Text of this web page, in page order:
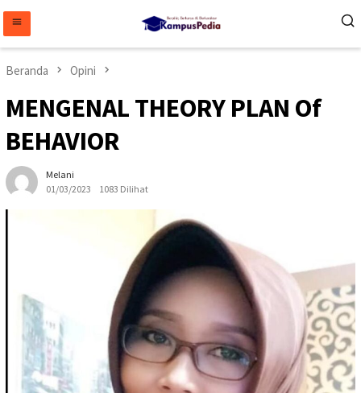
konten
Beranda Opini
MENGENAL THEORY PLAN Of
BEHAVIOR
Melani
01/03/2023
1083 Dilihat